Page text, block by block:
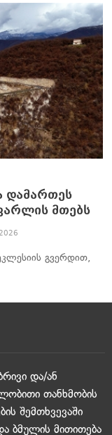
ქსელები
დამართეს
მთებს
გვერდით,
და/ან
თანხმობის
შემთხვევაში
ბმულის მითითება